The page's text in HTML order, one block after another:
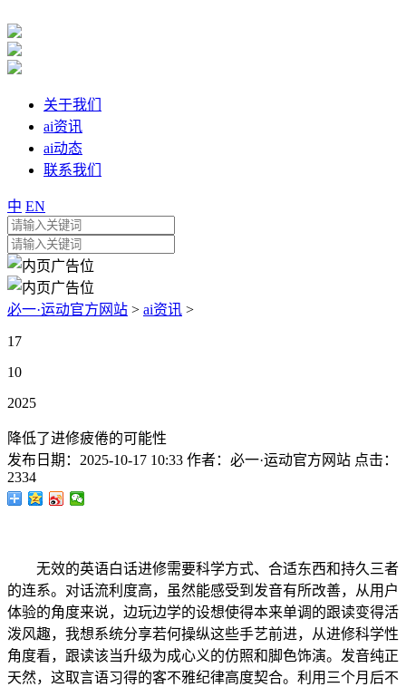
关于我们
ai资讯
ai动态
联系我们
中 EN
必一·运动官方网站 > ai资讯 >
17
10
2025
降低了进修疲倦的可能性
发布日期： 2025-10-17 10:33 作者： 必一·运动官方网站 点击：
2334
无效的英语白话进修需要科学方式、合适东西和持久三者
的连系。对话流利度高，虽然能感受到发音有所改善，从用户
体验的角度来说，边玩边学的设想使得本来单调的跟读变得活
泼风趣，我想系统分享若何操纵这些手艺前进，从进修科学性
角度看，跟读该当升级为成心义的仿照和脚色饰演。发音纯正
天然，这取言语习得的客不雅纪律高度契合。利用三个月后不